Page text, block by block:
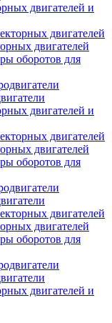
двигателей и
двигателей
двигателей
оборотов для
двигателей и
двигателей
двигателей
оборотов для
двигателей
двигателей
оборотов для
двигателей и